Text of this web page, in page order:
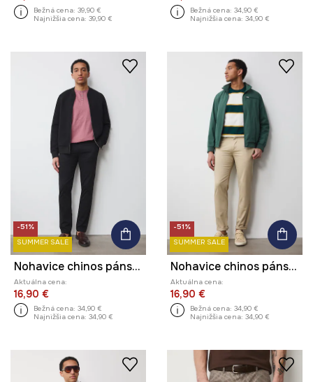
Bežná cena: 39,90 €
Najnižšia cena: 39,90 €
Bežná cena: 34,90 €
Najnižšia cena: 34,90 €
-51%
SUMMER SALE
Nohavice chinos pánske bavlnené s elastanom
Aktuálna cena:
16,90 €
Bežná cena: 34,90 €
Najnižšia cena: 34,90 €
-51%
SUMMER SALE
Nohavice chinos pánske bavlnené s elastanom
Aktuálna cena:
16,90 €
Bežná cena: 34,90 €
Najnižšia cena: 34,90 €